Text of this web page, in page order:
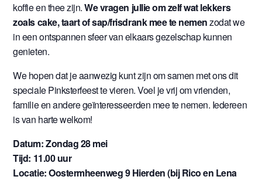
koffie en thee zijn.We vragen jullie om zelf wat lekkers
zoals cake, taart of sap/frisdrank mee te nemenzodat we
in een ontspannen sfeer van elkaars gezelschap kunnen
genieten.
We hopen dat je aanwezig kunt zijn om samen met ons dit
speciale Pinksterfeest te vieren. Voel je vrij om vrienden,
familie en andere geïnteresseerden mee te nemen. Iedereen
is van harte welkom!
Datum: Zondag 28 mei
Tijd: 11.00 uur
Locatie: Oostermheenweg 9 Hierden (bij Rico en Lena